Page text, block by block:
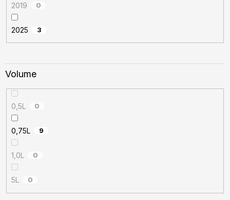
2019 0
2025 3
Volume
0,5L 0
0,75L 9
1,0L 0
5L 0